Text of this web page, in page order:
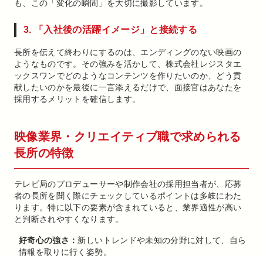
も、この「変化の瞬間」を大切に撮影しています。
3. 「入社後の活躍イメージ」と接続する
長所を伝えて終わりにするのは、エンディングのない映画の
ようなものです。その強みを活かして、株式会社レジスタエ
ックスワンでどのようなコンテンツを作りたいのか、どう貢
献したいのかを最後に一言添えるだけで、面接官はあなたを
採用するメリットを確信します。
映像業界・クリエイティブ職で求められる
長所の特徴
テレビ局のプロデューサーや制作会社の採用担当者が、応募
者の長所を聞く際にチェックしているポイントは多岐にわた
ります。特に以下の要素が含まれていると、業界適性が高い
と判断されやすくなります。
好奇心の強さ： 新しいトレンドや未知の分野に対して、自ら
情報を取りに行く姿勢。